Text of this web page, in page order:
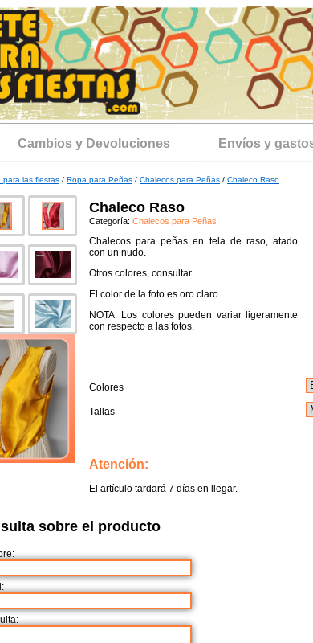
Cambios y Devoluciones Envíos y
para las fiestas / Ropa para Peñas / Chalecos para Peñas / Chaleco Raso
Chaleco Raso
Categoría: Chalecos para Peñas
Chalecos para peñas en tela de raso, atado
con un nudo.
Otros colores, consultar
El color de la foto es oro claro
NOTA: Los colores pueden variar ligeramente
con respecto a las fotos.
Colores
Tallas
Atención:
El artículo tardará 7 días en llegar.
sobre el producto